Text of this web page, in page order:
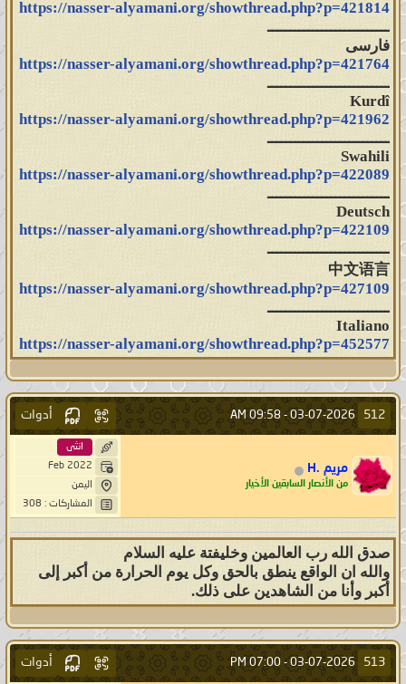
https://nasser-alyamani.org/showthread.php?p=421814
ـــــــــــــــــــــــــــ
فارسى
https://nasser-alyamani.org/showthread.php?p=421764
ـــــــــــــــــــــــــــ
Kurdî
https://nasser-alyamani.org/showthread.php?p=421962
ـــــــــــــــــــــــــــ
Swahili
https://nasser-alyamani.org/showthread.php?p=422089
ـــــــــــــــــــــــــــ
Deutsch
https://nasser-alyamani.org/showthread.php?p=422109
ـــــــــــــــــــــــــــ
中文语言
https://nasser-alyamani.org/showthread.php?p=427109
ـــــــــــــــــــــــــــ
Italiano
https://nasser-alyamani.org/showthread.php?p=452577
512
03-07-2026 -
09:58 AM أدوات
مريم .H
من الأنصار السابقين الأخيار
انثى
Feb 2022
اليمن
المشاركات : 308
صدق الله رب العالمين وخليفتة عليه السلام
والله ان الواقع ينطق بالحق وكل يوم الحرارة من أكبر إلى
أكبر وأنا من الشاهدين على ذلك.
513
03-07-2026 -
07:00 PM أدوات